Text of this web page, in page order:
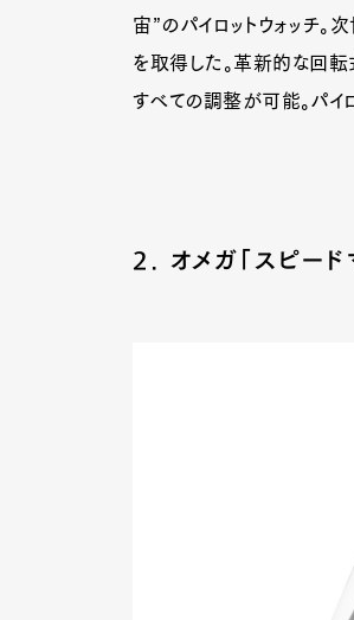
宙”のパイロットウォッチ
を取得した。革新的な回転
すべての調整が可能。パイ
2. オメガ「スピード